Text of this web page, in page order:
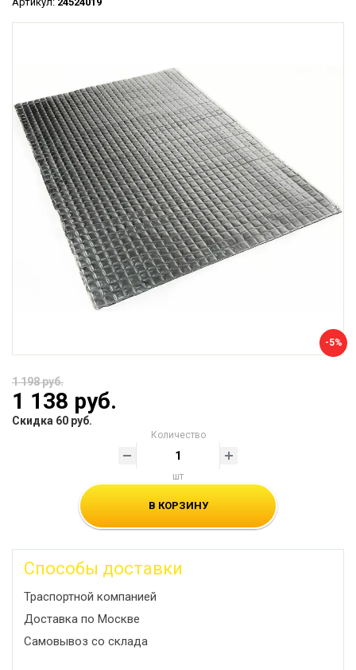
-5%
1 198 руб.
1 138 руб.
Скидка 60 руб.
Количество
шт
В КОРЗИНУ
Способы доставки
Траспортной компанией
Доставка по Москве
Самовывоз со склада